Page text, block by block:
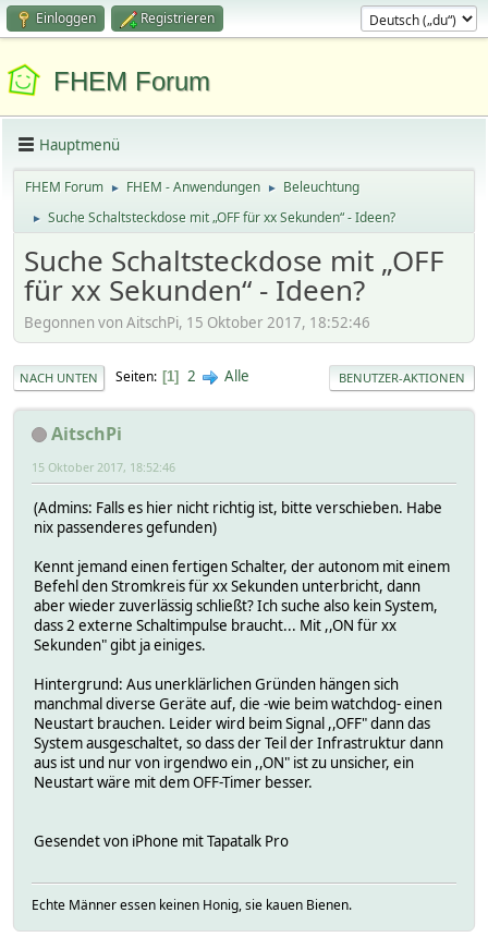
Einloggen Registrieren
FHEM Forum
Hauptmenü
FHEM Forum ► FHEM - Anwendungen ► Beleuchtung
► Suche Schaltsteckdose mit „OFF für xx Sekunden“ - Ideen?
Suche Schaltsteckdose mit „OFF
für xx Sekunden“ - Ideen?
Begonnen von AitschPi, 15 Oktober 2017, 18:52:46
NACH UNTEN Seiten 1 2 Alle BENUTZER-AKTIONEN
AitschPi
15 Oktober 2017, 18:52:46
(Admins: Falls es hier nicht richtig ist, bitte verschieben. Habe
nix passenderes gefunden)
Kennt jemand einen fertigen Schalter, der autonom mit einem
Befehl den Stromkreis für xx Sekunden unterbricht, dann
aber wieder zuverlässig schließt? Ich suche also kein System,
dass 2 externe Schaltimpulse braucht... Mit ,,ON für xx
Sekunden" gibt ja einiges.
Hintergrund: Aus unerklärlichen Gründen hängen sich
manchmal diverse Geräte auf, die -wie beim watchdog- einen
Neustart brauchen. Leider wird beim Signal ,,OFF" dann das
System ausgeschaltet, so dass der Teil der Infrastruktur dann
aus ist und nur von irgendwo ein ,,ON" ist zu unsicher, ein
Neustart wäre mit dem OFF-Timer besser.
Gesendet von iPhone mit Tapatalk Pro
Echte Männer essen keinen Honig, sie kauen Bienen.